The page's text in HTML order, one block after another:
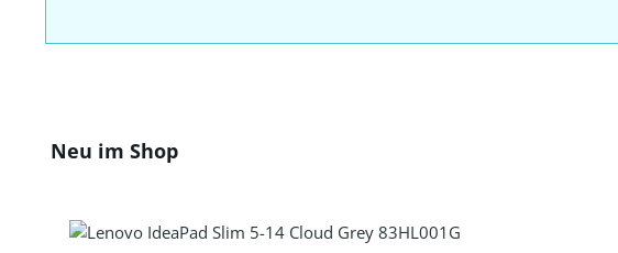
Produktgalerie überspringen
Neu im Shop